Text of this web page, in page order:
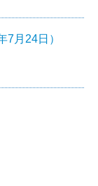
7月24日）